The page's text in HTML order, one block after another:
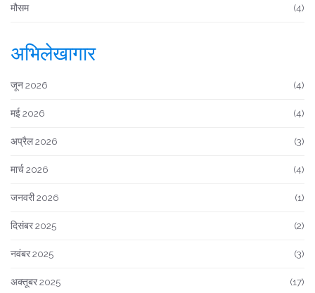
मौसम (4)
अभिलेखागार
जून 2026 (4)
मई 2026 (4)
अप्रैल 2026 (3)
मार्च 2026 (4)
जनवरी 2026 (1)
दिसंबर 2025 (2)
नवंबर 2025 (3)
अक्तूबर 2025 (17)